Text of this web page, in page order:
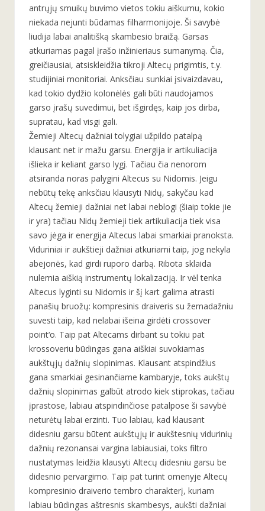
antrųjų smuikų buvimo vietos tokiu aiškumu, kokio
niekada nejunti būdamas filharmonijoje. Ši savybė
liudija labai analitišką skambesio braižą. Garsas
atkuriamas pagal įrašo inžinieriaus sumanymą. Čia,
greičiausiai, atsiskleidžia tikroji Altecų prigimtis, t.y.
studijiniai monitoriai. Anksčiau sunkiai įsivaizdavau,
kad tokio dydžio kolonėlės gali būti naudojamos
garso įrašų suvedimui, bet išgirdęs, kaip jos dirba,
supratau, kad visgi gali.
Žemieji Altecų dažniai tolygiai užpildo patalpą
klausant net ir mažu garsu. Energija ir artikuliacija
išlieka ir keliant garso lygį. Tačiau čia nenorom
atsiranda noras palygini Altecus su Nidomis. Jeigu
nebūtų tekę anksčiau klausyti Nidų, sakyčau kad
Altecų žemieji dažniai net labai neblogi (šiaip tokie jie
ir yra) tačiau Nidų žemieji tiek artikuliacija tiek visa
savo jėga ir energija Altecus labai smarkiai pranoksta.
Viduriniai ir aukštieji dažniai atkuriami taip, jog nekyla
abejonės, kad girdi ruporo darbą. Ribota sklaida
nulemia aiškią instrumentų lokalizaciją. Ir vėl tenka
Altecus lyginti su Nidomis ir šį kart galima atrasti
panašių bruožų: kompresinis draiveris su žemadažniu
suvesti taip, kad nelabai išeina girdėti crossover
point‘o. Taip pat Altecams dirbant su tokiu pat
krossoveriu būdingas gana aiškiai suvokiamas
aukštųjų dažnių slopinimas. Klausant atspindžius
gana smarkiai gesinančiame kambaryje, toks aukštų
dažnių slopinimas galbūt atrodo kiek stiprokas, tačiau
įprastose, labiau atspindinčiose patalpose ši savybė
neturėtų labai erzinti. Tuo labiau, kad klausant
didesniu garsu būtent aukštųjų ir aukštesnių vidurinių
dažnių rezonansai vargina labiausiai, toks filtro
nustatymas leidžia klausyti Altecų didesniu garsu be
didesnio pervargimo. Taip pat turint omenyje Altecų
kompresinio draiverio tembro charakterį, kuriam
labiau būdingas aštresnis skambesys, aukšti dažniai